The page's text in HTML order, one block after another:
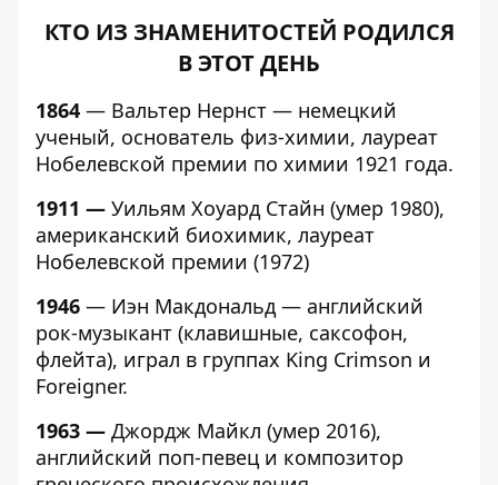
КТО ИЗ ЗНАМЕНИТОСТЕЙ РОДИЛСЯ
В ЭТОТ ДЕНЬ
1864 — Вальтер Нернст — немецкий
ученый, основатель физ-химии, лауреат
Нобелевской премии по химии 1921 года.
1911 — Уильям Хоуард Стайн (умер 1980),
американский биохимик, лауреат
Нобелевской премии (1972)
1946 — Иэн Макдональд — английский
рок-музыкант (клавишные, саксофон,
флейта), играл в группах King Crimson и
Foreigner.
1963 — Джордж Майкл (умер 2016),
английский поп-певец и композитор